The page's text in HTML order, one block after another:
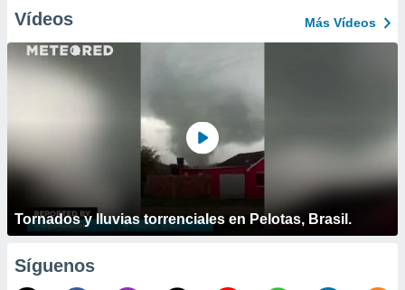
Vídeos Más Vídeos
Tornados y lluvias torrenciales en Pelotas, Brasil.
Síguenos